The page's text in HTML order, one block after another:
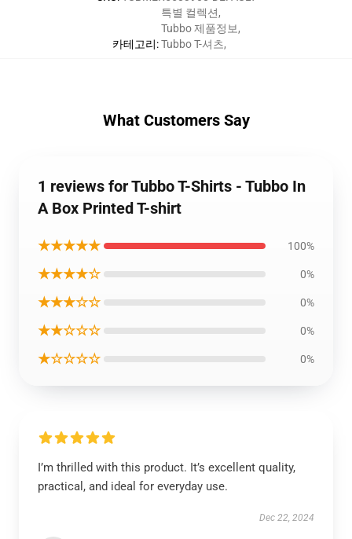
카테고리:
특별 컬렉션,
Tubbo 제품정보,
Tubbo T-셔츠,
What Customers Say
1 reviews for Tubbo T-Shirts - Tubbo In
A Box Printed T-shirt
★★★★★ 100%
★★★★☆ 0%
★★★☆☆ 0%
★★☆☆☆ 0%
★☆☆☆☆ 0%
I’m thrilled with this product. It’s excellent quality,
practical, and ideal for everyday use.
Dec 22, 2024